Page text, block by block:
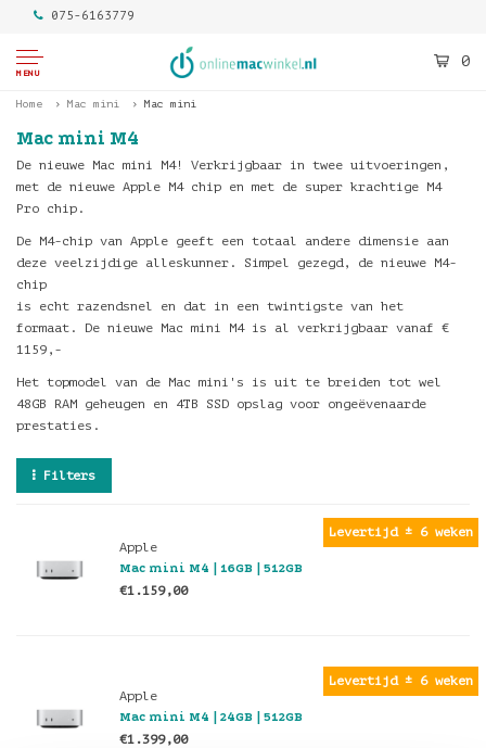
075-6163779
MENU
0
Home Mac mini Mac mini
Mac mini M4
De nieuwe Mac mini M4! Verkrijgbaar in twee uitvoeringen,
met de nieuwe Apple M4 chip en met de super krachtige M4
Pro chip.
De M4-chip van Apple geeft een totaal andere dimensie aan
deze veelzijdige alleskunner. Simpel gezegd, de nieuwe M4-
chip
is echt razendsnel en dat in een twintigste van het
formaat. De nieuwe Mac mini M4 is al verkrijgbaar vanaf €
1159,-
Het topmodel van de Mac mini's is uit te breiden tot wel
48GB RAM geheugen en 4TB SSD opslag voor ongeëvenaarde
prestaties.
Filters
Levertijd ± 6 weken
Apple
Mac mini M4 | 16GB | 512GB
€1.159,00
Levertijd ± 6 weken
Apple
Mac mini M4 | 24GB | 512GB
€1.399,00